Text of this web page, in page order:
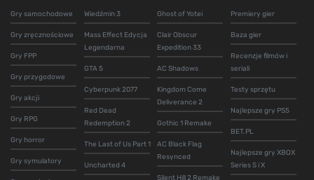
Gry samochodowe
Gry zręcznościowe
Gry FPP
Gry przygodowe
Gry akcji
Gry RPG
Gry horror
Gry symulatory
Wiedźmin 3
Mass Effect Edycja
Legendarna
GTA 5
Cyberpunk 2077
Red Dead
Redemption 2
The Last of Us Part 1
Uncharted 4
Ghost of Yotei
Clair Obscur
Expedition 33
AC Shadows
Kingdom Come
Deliverance 2
Gothic 1 Remake
AC Black Flag
Resynced
Silent Hill 2 Remake
Premiery gier
Baza gier
Recenzje filmów i
seriali
Testy sprzętu
Najlepsze gry PS5
BET.PL
Najlepsze gry XBOX
Series S i X